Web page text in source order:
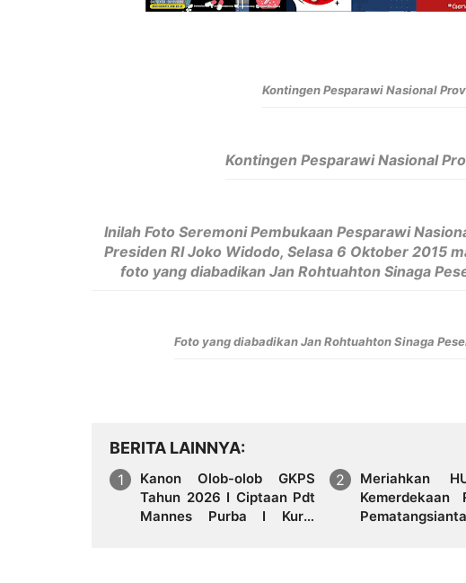
Kontingen Pesparawi Nasional
Kontingen Pesparawi Nasional
Inilah Foto Seremoni Pembukaan Pesparawi
Presiden RI Joko Widodo, Selasa 6 Oktober 2015
foto yang diabadikan Jan Rohtuahton Sinaga
Foto yang diabadikan Jan Rohtuahton Sinaga
BERITA LAINNYA
Kanon Olob-olob GKPS
Tahun 2026 I Ciptaan Pdt
Mannes Purba I Kuria
Meriahkan
Kemerdekaan